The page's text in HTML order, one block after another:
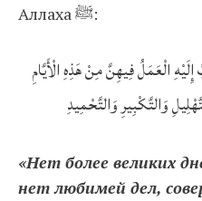
Аллаха ﷺ:
الْعَمَلُ فِيهِنَّ مِنْ هَذِهِ الْأَيَّامِ
وَالتَّكْبِيرِ وَالتَّحْمِيدِ
«Нет более великих
нет любимей дел,